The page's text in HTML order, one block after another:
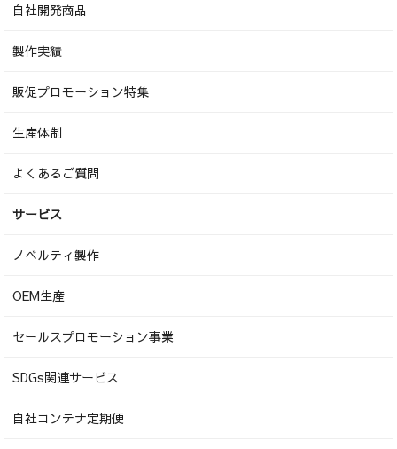
自社開発商品
製作実績
販促プロモーション特集
生産体制
よくあるご質問
サービス
ノベルティ製作
OEM生産
セールスプロモーション事業
SDGs関連サービス
自社コンテナ定期便